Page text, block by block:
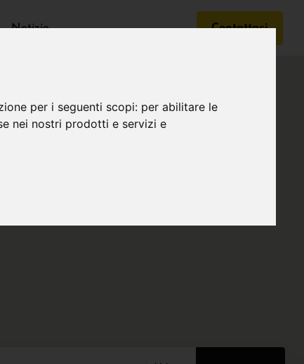
per i seguenti scopi: per abilitare le
nei nostri prodotti e servizi e
Notizie Contattaci